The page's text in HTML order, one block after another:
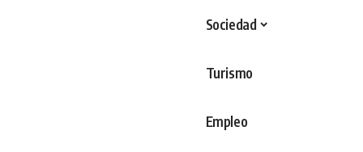
Sociedad
Turismo
Empleo